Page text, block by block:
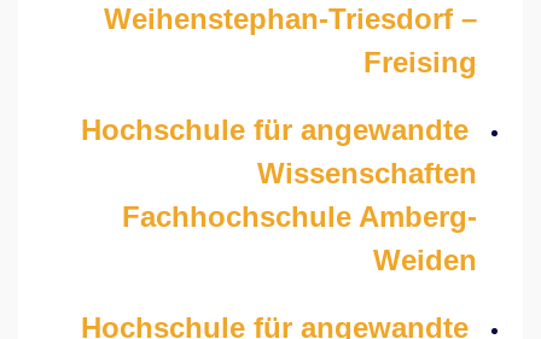
Weihenstephan-Triesdorf –
Freising
Hochschule für angewandte
Wissenschaften
Fachhochschule Amberg-
Weiden
Hochschule für angewandte